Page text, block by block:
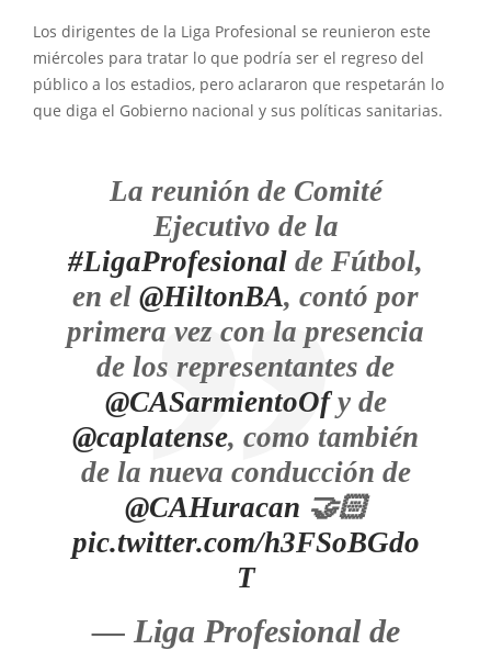
Los dirigentes de la Liga Profesional se reunieron este
miércoles para tratar lo que podría ser el regreso del
público a los estadios, pero aclararon que respetarán lo
que diga el Gobierno nacional y sus políticas sanitarias.
La reunión de Comité
Ejecutivo de la
#LigaProfesional de Fútbol,
en el @HiltonBA, contó por
primera vez con la presencia
de los representantes de
@CASarmientoOfy de
@caplatense, como también
de la nueva conducción de
@CAHuracan 🤝🏻
pic.twitter.com/h3FSoBGdo
T
— Liga Profesional de